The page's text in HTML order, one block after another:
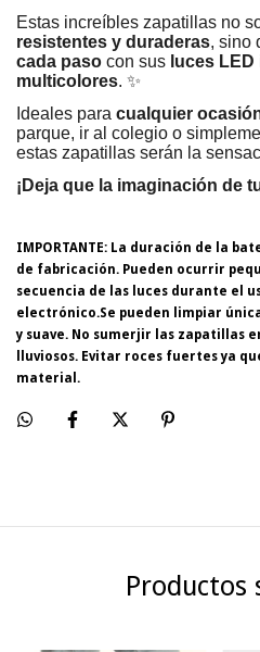
Estas increíbles zapatillas no
resistentes y duraderas, sino
cada paso con sus luces
multicolores. ✨
Ideales para cualquier
parque, ir al colegio o
estas zapatillas serán la
¡Deja que la imaginación de
IMPORTANTE: La duración de la
de fabricación. Pueden ocurrir
secuencia de las luces durante el
electrónico.Se pueden limpiar
y suave. No sumerjir las zapatillas
lluviosos. Evitar roces fuertes ya
material.
Productos